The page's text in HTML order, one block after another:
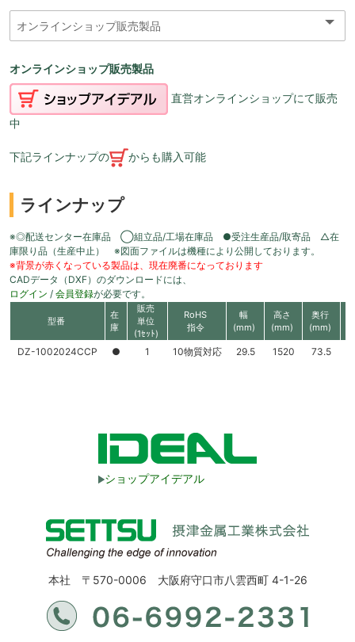
オンラインショップ販売製品
直営オンラインショップにて販売
中
下記ラインナップの からも購入可能
ラインナップ
※◎配送センター在庫品 ◯組立品/工場在庫品 ●受注生産品/取寄品 △在
庫限り品（生産中止） ※図面ファイルは機種により公開しております。
※背景が赤くなっている製品は、現在廃番になっております
CADデータ（DXF）のダウンロードには、
ログイン / 会員登録が必要です。
型番
在
庫
販売
単位
(1ｾｯﾄ)
RoHS
指令
幅
(mm)
高さ
(mm)
奥行
(mm)
DZ-1002024CCP ● 1 10物質対応 29.5 1520 73.5
ショップアイデアル
本社 〒570-0006 大阪府守口市八雲西町 4-1-26